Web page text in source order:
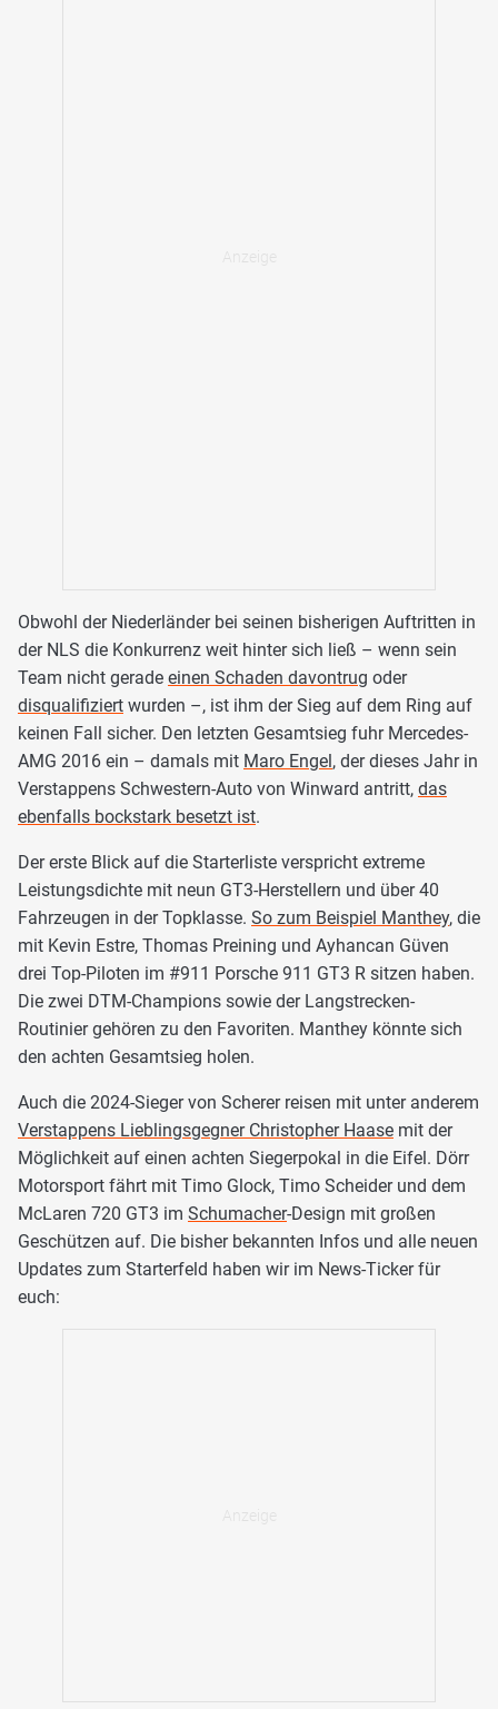
Obwohl der Niederländer bei seinen bisherigen Auftritten in
der NLS die Konkurrenz weit hinter sich ließ – wenn sein
Team nicht gerade einen Schaden davontrug oder
disqualifiziert wurden –, ist ihm der Sieg auf dem Ring auf
keinen Fall sicher. Den letzten Gesamtsieg fuhr Mercedes-
AMG 2016 ein – damals mit Maro Engel, der dieses Jahr in
Verstappens Schwestern-Auto von Winward antritt, das
ebenfalls bockstark besetzt ist.
Der erste Blick auf die Starterliste verspricht extreme
Leistungsdichte mit neun GT3-Herstellern und über 40
Fahrzeugen in der Topklasse. So zum Beispiel Manthey, die
mit Kevin Estre, Thomas Preining und Ayhancan Güven
drei Top-Piloten im #911 Porsche 911 GT3 R sitzen haben.
Die zwei DTM-Champions sowie der Langstrecken-
Routinier gehören zu den Favoriten. Manthey könnte sich
den achten Gesamtsieg holen.
Auch die 2024-Sieger von Scherer reisen mit unter anderem
Verstappens Lieblingsgegner Christopher Haase mit der
Möglichkeit auf einen achten Siegerpokal in die Eifel. Dörr
Motorsport fährt mit Timo Glock, Timo Scheider und dem
McLaren 720 GT3 im Schumacher-Design mit großen
Geschützen auf. Die bisher bekannten Infos und alle neuen
Updates zum Starterfeld haben wir im News-Ticker für
euch: